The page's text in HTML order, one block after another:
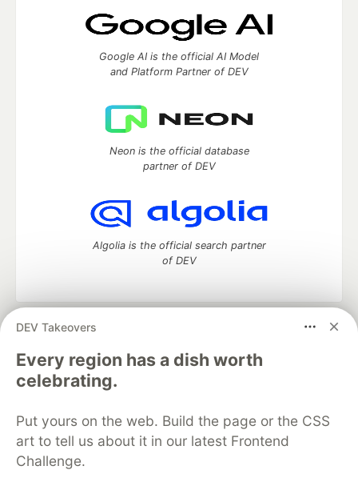
DEV Takeovers
Every region has a dish worth
celebrating.
Put yours on the web. Build the page or the CSS
art to tell us about it in our latest Frontend
Challenge.
Google AI is the official AI Model
and Platform Partner of DEV
Neon is the official database
partner of DEV
Algolia is the official search partner
of DEV
DEV Community
development and manage your software career
Home
DEV Challenges DEV++
Videos
DEV Education Tracks
Free Postgres Database
DEV Shop
MLH
Code of Conduct
Privacy Policy
Terms of Use
Built on